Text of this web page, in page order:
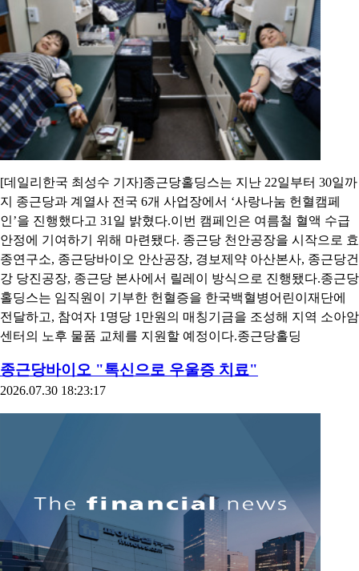
[데일리한국 최성수 기자]종근당홀딩스는 지난 22일부터 30일까
지 종근당과 계열사 전국 6개 사업장에서 ‘사랑나눔 헌혈캠페
인’을 진행했다고 31일 밝혔다.이번 캠페인은 여름철 혈액 수급
안정에 기여하기 위해 마련됐다. 종근당 천안공장을 시작으로 효
종연구소, 종근당바이오 안산공장, 경보제약 아산본사, 종근당건
강 당진공장, 종근당 본사에서 릴레이 방식으로 진행됐다.종근당
홀딩스는 임직원이 기부한 헌혈증을 한국백혈병어린이재단에
전달하고, 참여자 1명당 1만원의 매칭기금을 조성해 지역 소아암
센터의 노후 물품 교체를 지원할 예정이다.종근당홀딩
종근당바이오 "톡신으로 우울증 치료"
2026.07.30 18:23:17